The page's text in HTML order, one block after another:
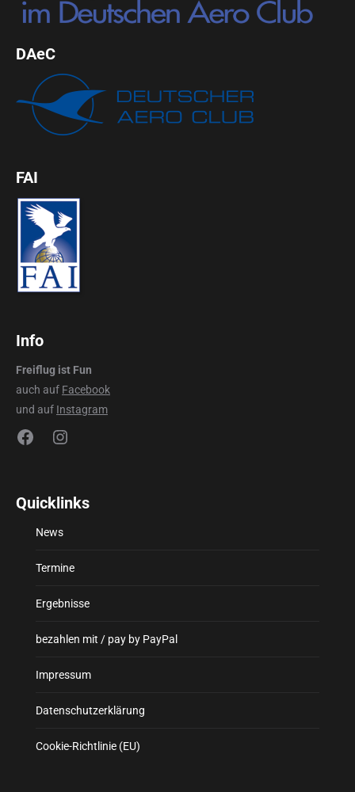
DAeC
FAI
Info
Freiflug ist Fun
auch auf Facebook
und auf Instagram
FacebookInstagram
Quicklinks
News
Termine
Ergebnisse
bezahlen mit / pay by PayPal
Impressum
Datenschutzerklärung
Cookie-Richtlinie (EU)